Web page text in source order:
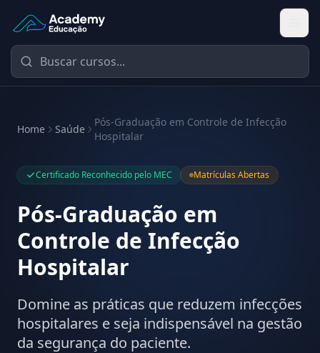
Academy Educação — Página Inicial
Home Saúde
Pós-Graduação em Controle de Infecção
Hospitalar
Certificado Reconhecido pelo MEC Matrículas Abertas
Pós-Graduação em
Controle de Infecção
Hospitalar
Domine as práticas que reduzem infecções
hospitalares e seja indispensável na gestão
da segurança do paciente.